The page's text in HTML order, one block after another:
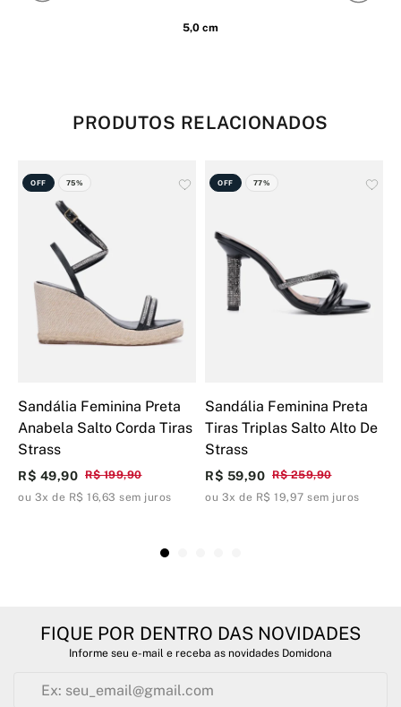
5,0 cm
PRODUTOS RELACIONADOS
OFF 75%
Sandália Feminina Preta
Anabela Salto Corda Tiras
Strass
R$ 199,90
R$ 49,90
ou 3x de R$ 16,63 sem juros
OFF 77%
Sandália Feminina Preta
Tiras Triplas Salto Alto De
Strass
R$ 259,90
R$ 59,90
ou 3x de R$ 19,97 sem juros
FIQUE POR DENTRO DAS NOVIDADES
Informe seu e-mail e receba as novidades Domidona